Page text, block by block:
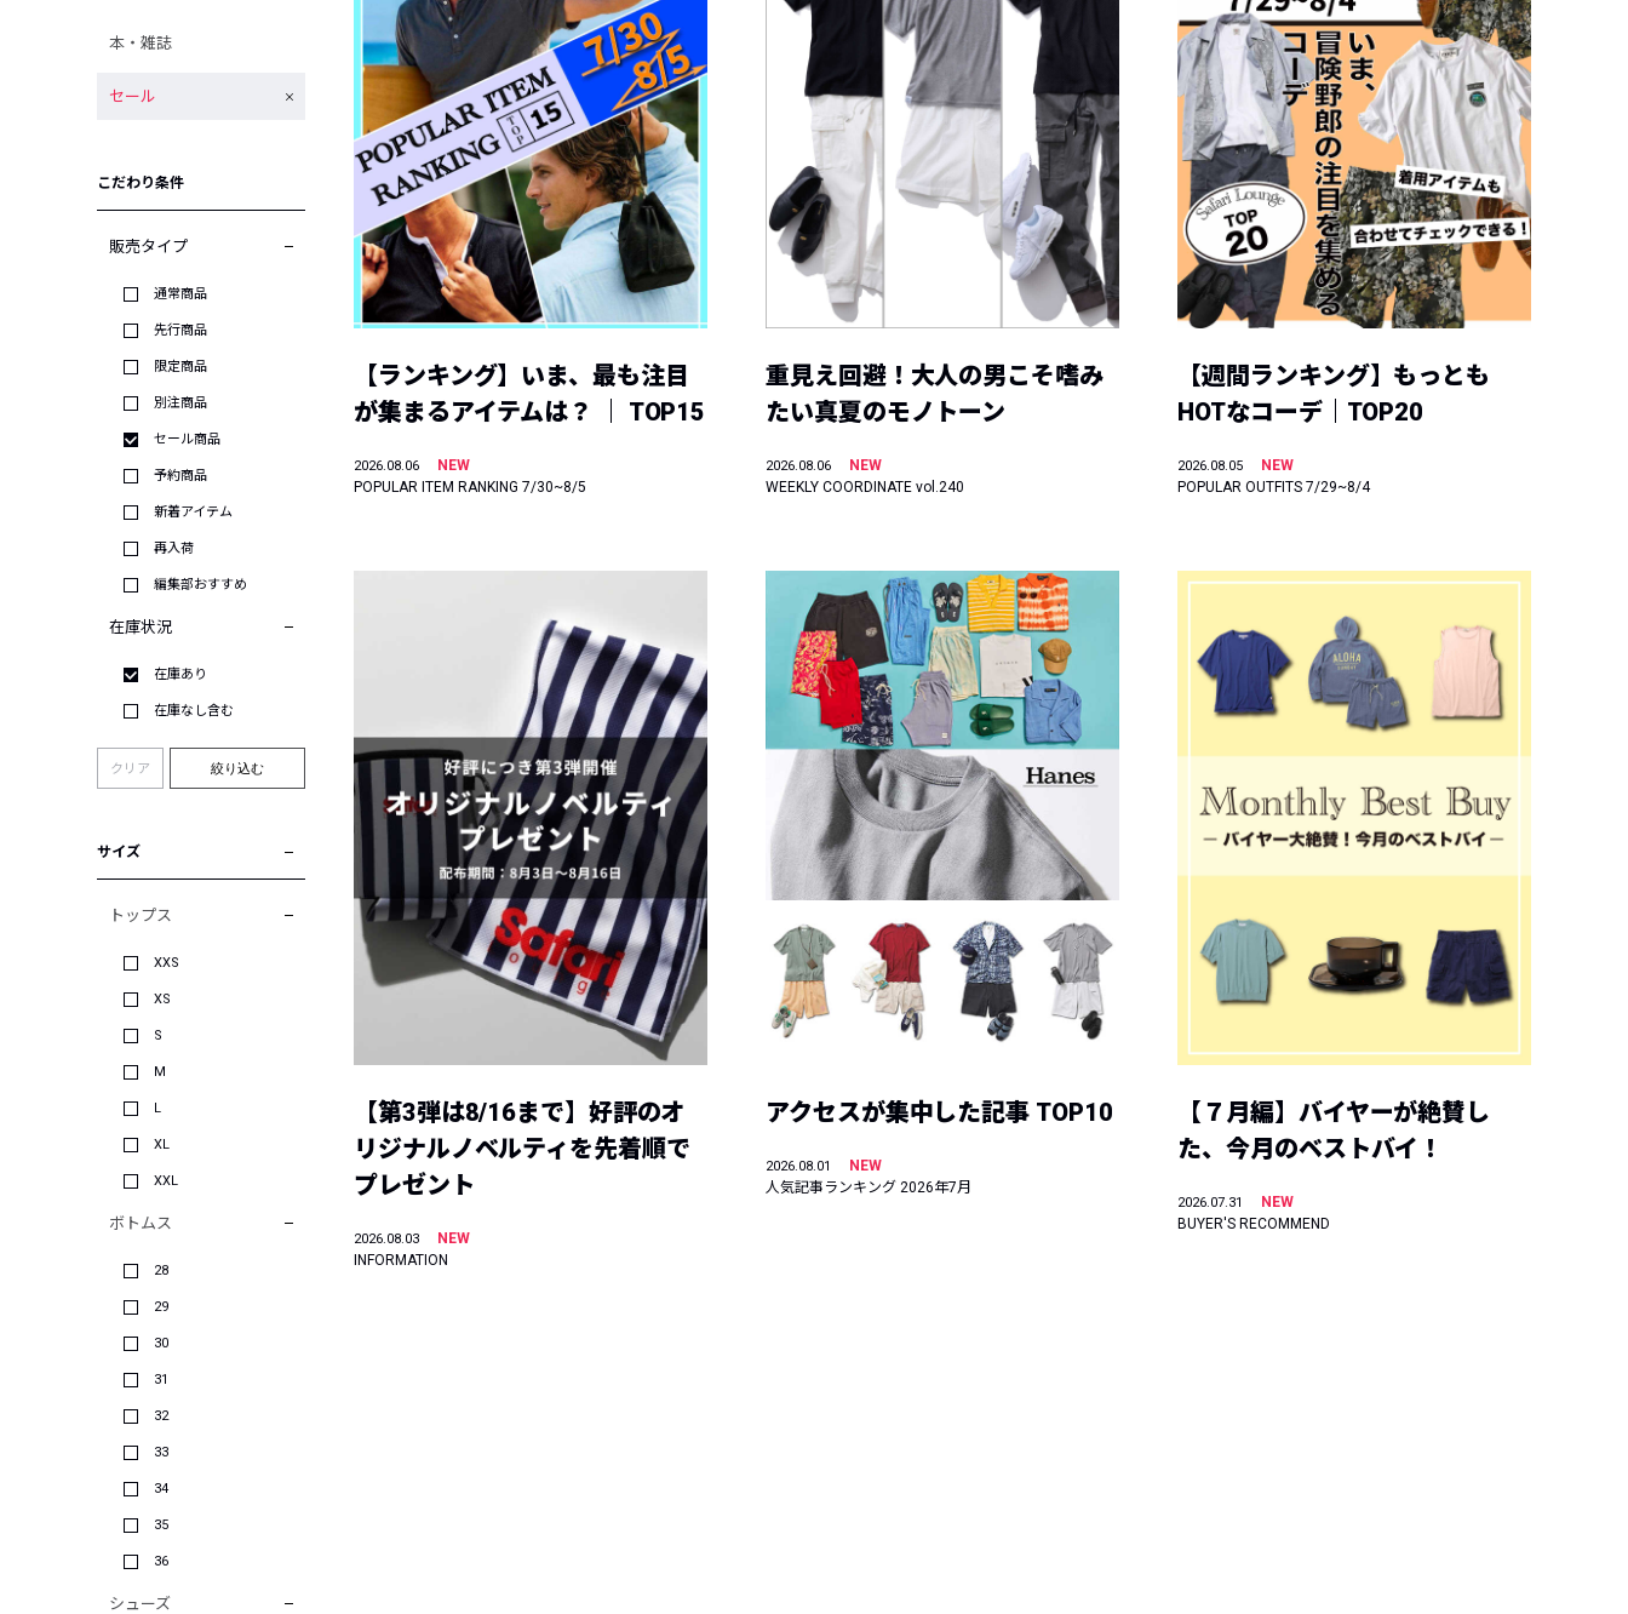
本・雑誌
セール
こだわり条件
販売タイプ
通常商品
先行商品
限定商品
別注商品
セール商品
予約商品
新着アイテム
再入荷
編集部おすすめ
在庫状況
在庫あり
在庫なし含む
クリア 絞り込む
サイズ
トップス
XXS
XS
S
M
L
XL
XXL
ボトムス
28
29
30
31
32
33
34
35
36
シューズ
【ランキング】いま、最も注目
が集まるアイテムは？ ｜ TOP15
2026.08.06
NEW
POPULAR ITEM RANKING 7/30~8/5
重見え回避！大人の男こそ嗜み
たい真夏のモノトーン
2026.08.06
NEW
WEEKLY COORDINATE vol.240
【週間ランキング】もっとも
HOTなコーデ｜TOP20
2026.08.05
NEW
POPULAR OUTFITS 7/29~8/4
【第3弾は8/16まで】好評のオ
リジナルノベルティを先着順で
プレゼント
2026.08.03
NEW
INFORMATION
アクセスが集中した記事 TOP10
2026.08.01
NEW
人気記事ランキング 2026年7月
【７月編】バイヤーが絶賛し
た、今月のベストバイ！
2026.07.31
NEW
BUYER'S RECOMMEND